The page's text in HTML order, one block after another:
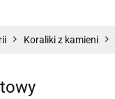
Koraliki z kamieni